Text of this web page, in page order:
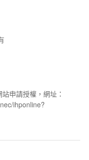
申請授權，網址：
ihponline?